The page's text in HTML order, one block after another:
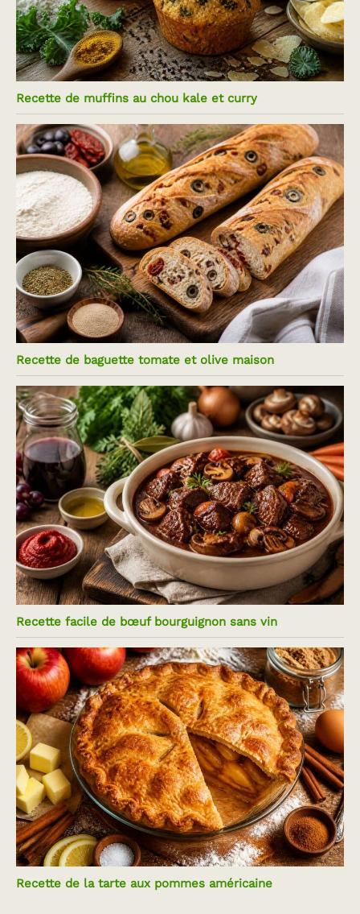
Recette de muffins au chou kale et curry
Recette de baguette tomate et olive maison
Recette facile de bœuf bourguignon sans vin
Recette de la tarte aux pommes américaine